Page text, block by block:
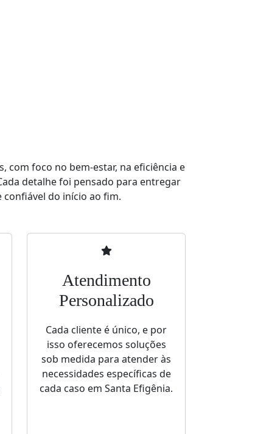
com foco no bem-estar, na eficiência e
detalhe foi pensado para entregar
confiável do início ao fim.
Atendimento
Personalizado
Cada cliente é único, e por
isso oferecemos soluções
sob medida para atender às
necessidades específicas de
cada caso em Santa Efigênia.